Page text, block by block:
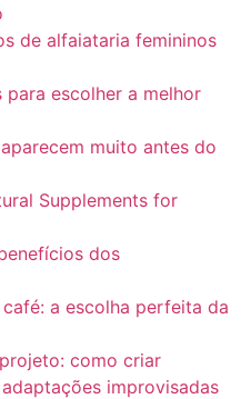
de alfaiataria femininos
para escolher a melhor
muito antes do
Supplements for
dos
a escolha perfeita da
como criar
improvisadas